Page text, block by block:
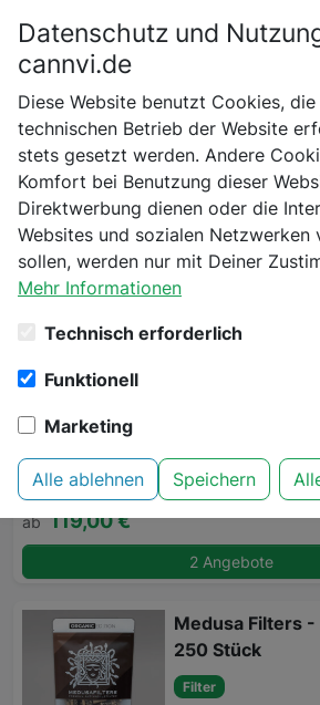
35 Produkte aus
gefunden
ab 119,00 €
2 Angebote
Medusa Filters
250 Stück
Filter
Bitte bestätige dein Alter
Bist du schon 18 Jahre alt?
Datenschutz und
cannvi.de
Diese Website benutzt Cookies,
technischen Betrieb der Website
stets gesetzt werden. Andere
Komfort bei Benutzung dieser
Direktwerbung dienen oder die
Websites und sozialen Netzwerken
sollen, werden nur mit Deiner
Mehr Informationen
Technisch erforderlich
Funktionell
Marketing
Alle ablehnen Speichern